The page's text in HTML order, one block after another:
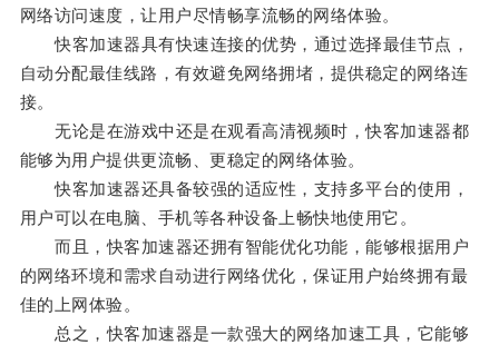
网络访问速度，让用户尽情畅享流畅的网络体验。
快客加速器具有快速连接的优势，通过选择最佳节点，
自动分配最佳线路，有效避免网络拥堵，提供稳定的网络连
接。
无论是在游戏中还是在观看高清视频时，快客加速器都
能够为用户提供更流畅、更稳定的网络体验。
快客加速器还具备较强的适应性，支持多平台的使用，
用户可以在电脑、手机等各种设备上畅快地使用它。
而且，快客加速器还拥有智能优化功能，能够根据用户
的网络环境和需求自动进行网络优化，保证用户始终拥有最
佳的上网体验。
总之，快客加速器是一款强大的网络加速工具，它能够